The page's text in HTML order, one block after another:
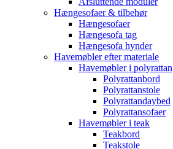
Hængesofaer & tilbehør
Hængesofaer
Hængesofa tag
Hængesofa hynder
Havemøbler efter materiale
Havemøbler i polyrattan
Polyrattanbord
Polyrattanstole
Polyrattandaybed
Polyrattansofaer
Havemøbler i teak
Teakbord
Teakstole